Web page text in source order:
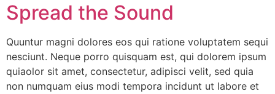
Spread the Sound
Quuntur magni dolores eos qui ratione voluptatem sequi
nesciunt. Neque porro quisquam est, qui dolorem ipsum
quiaolor sit amet, consectetur, adipisci velit, sed quia
non numquam eius modi tempora incidunt ut labore et